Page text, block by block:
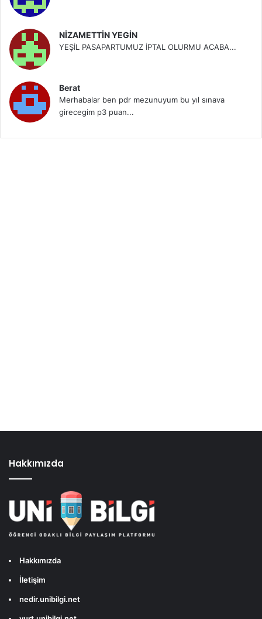
NİZAMETTİN YEGİN
YEŞİL PASAPARTUMUZ İPTAL OLURMU ACABA...
Berat
Merhabalar ben pdr mezunuyum bu yıl sınava
girecegim p3 puan...
Hakkımızda
Hakkımızda
İletişim
nedir.unibilgi.net